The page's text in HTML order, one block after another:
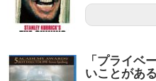
「プライベ
いことがある